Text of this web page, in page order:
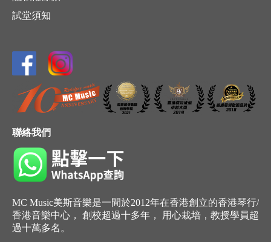
試堂須知
聯絡我們
MC Music美斯音樂是一間於2012年在香港創立的香港琴行/
香港音樂中心， 創校超過十多年， 用心栽培，教授學員超
過十萬多名。